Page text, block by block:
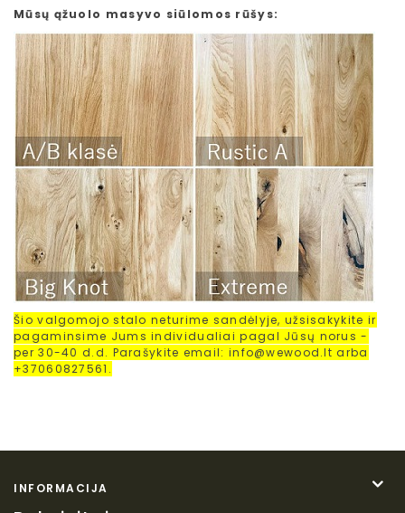
Mūsų ąžuolo masyvo siūlomos rūšys:
Šio valgomojo stalo neturime sandėlyje, užsisakykite ir
pagaminsime Jums individualiai pagal Jūsų norus -
per 30-40 d.d. Parašykite email: info@wewood.lt arba
+37060827561.
INFORMACIJA